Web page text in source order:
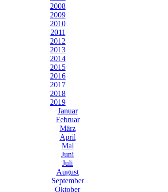
2008
2009
2010
2011
2012
2013
2014
2015
2016
2017
2018
2019
Januar
Februar
März
April
Mai
Juni
Juli
August
September
Oktober